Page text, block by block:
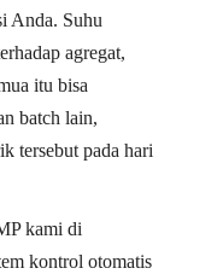
Anda. Suhu
agregat,
itu bisa
batch lain,
tersebut pada hari
kami di
kontrol otomatis